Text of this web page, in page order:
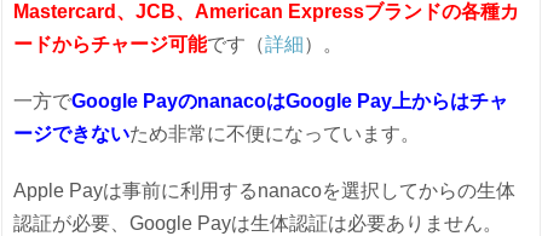
Mastercard、JCB、American Expressブランドの各種カ
ードからチャージ可能です（詳細 ）。
一方でGoogle PayのnanacoはGoogle Pay上からはチャ
ージできないため非常に不便になっています。
Apple Payは事前に利用するnanacoを選択してからの生体
認証が必要、Google Payは生体認証は必要ありません。